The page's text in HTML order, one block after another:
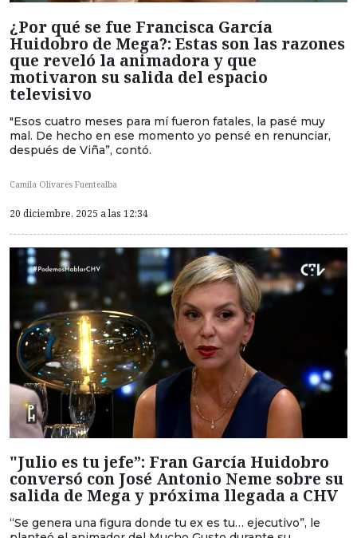
¿Por qué se fue Francisca García
Huidobro de Mega?: Estas son las razones
que reveló la animadora y que
motivaron su salida del espacio
televisivo
"Esos cuatro meses para mí fueron fatales, la pasé muy
mal. De hecho en ese momento yo pensé en renunciar,
después de Viña”, contó.
Camila Olivares Fuentealba
20 diciembre, 2025 a las 12:34
"Julio es tu jefe”: Fran García Huidobro
conversó con José Antonio Neme sobre su
salida de Mega y próxima llegada a CHV
“Se genera una figura donde tu ex es tu… ejecutivo”, le